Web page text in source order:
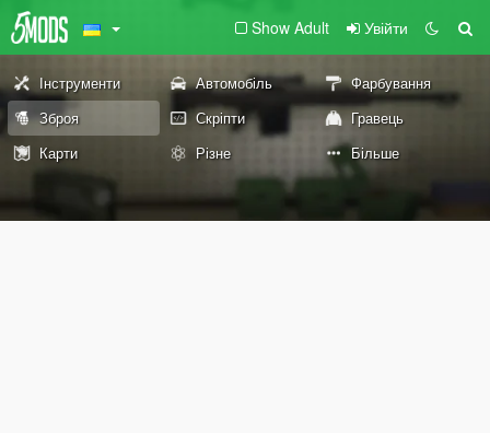
Show Adult Увійти
Інструменти Автомобіль
Фарбування
Зброя
Скріпти
Гравець
Карти
Різне Більше